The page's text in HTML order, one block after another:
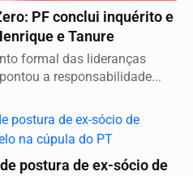
PF conclui inquérito e
e Tanure
formal das lideranças
a responsabilidade...
postura de ex-sócio de